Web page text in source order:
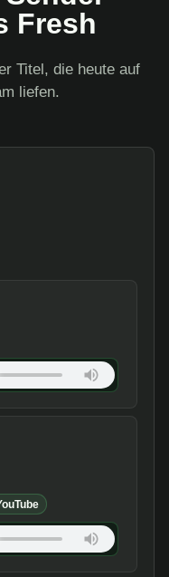
Fresh
Titel, die heute auf
liefen.